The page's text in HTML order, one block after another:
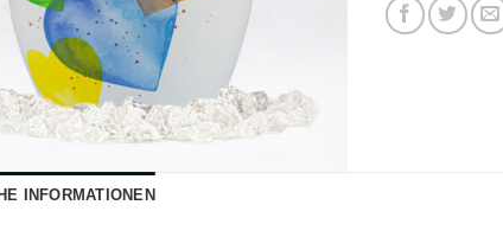
INFORMATIONEN